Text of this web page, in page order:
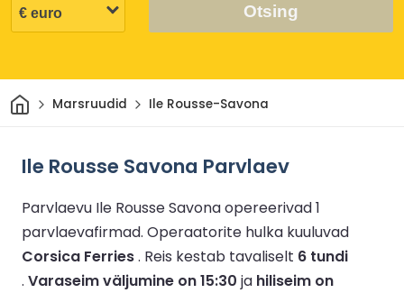
Otsing
Avaleht
Marsruudid Ile Rousse-Savona
Ile Rousse Savona Parvlaev
Parvlaevu Ile Rousse Savona opereerivad 1
parvlaevafirmad. Operaatorite hulka kuuluvad
Corsica Ferries. Reis kestab tavaliselt 6 tundi
. Varaseim väljumine on 15:30 ja hiliseim on